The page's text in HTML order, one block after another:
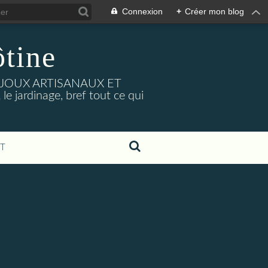
Connexion + Créer mon blog
ARTISANAUX ET
jardinage, bref tout ce qui